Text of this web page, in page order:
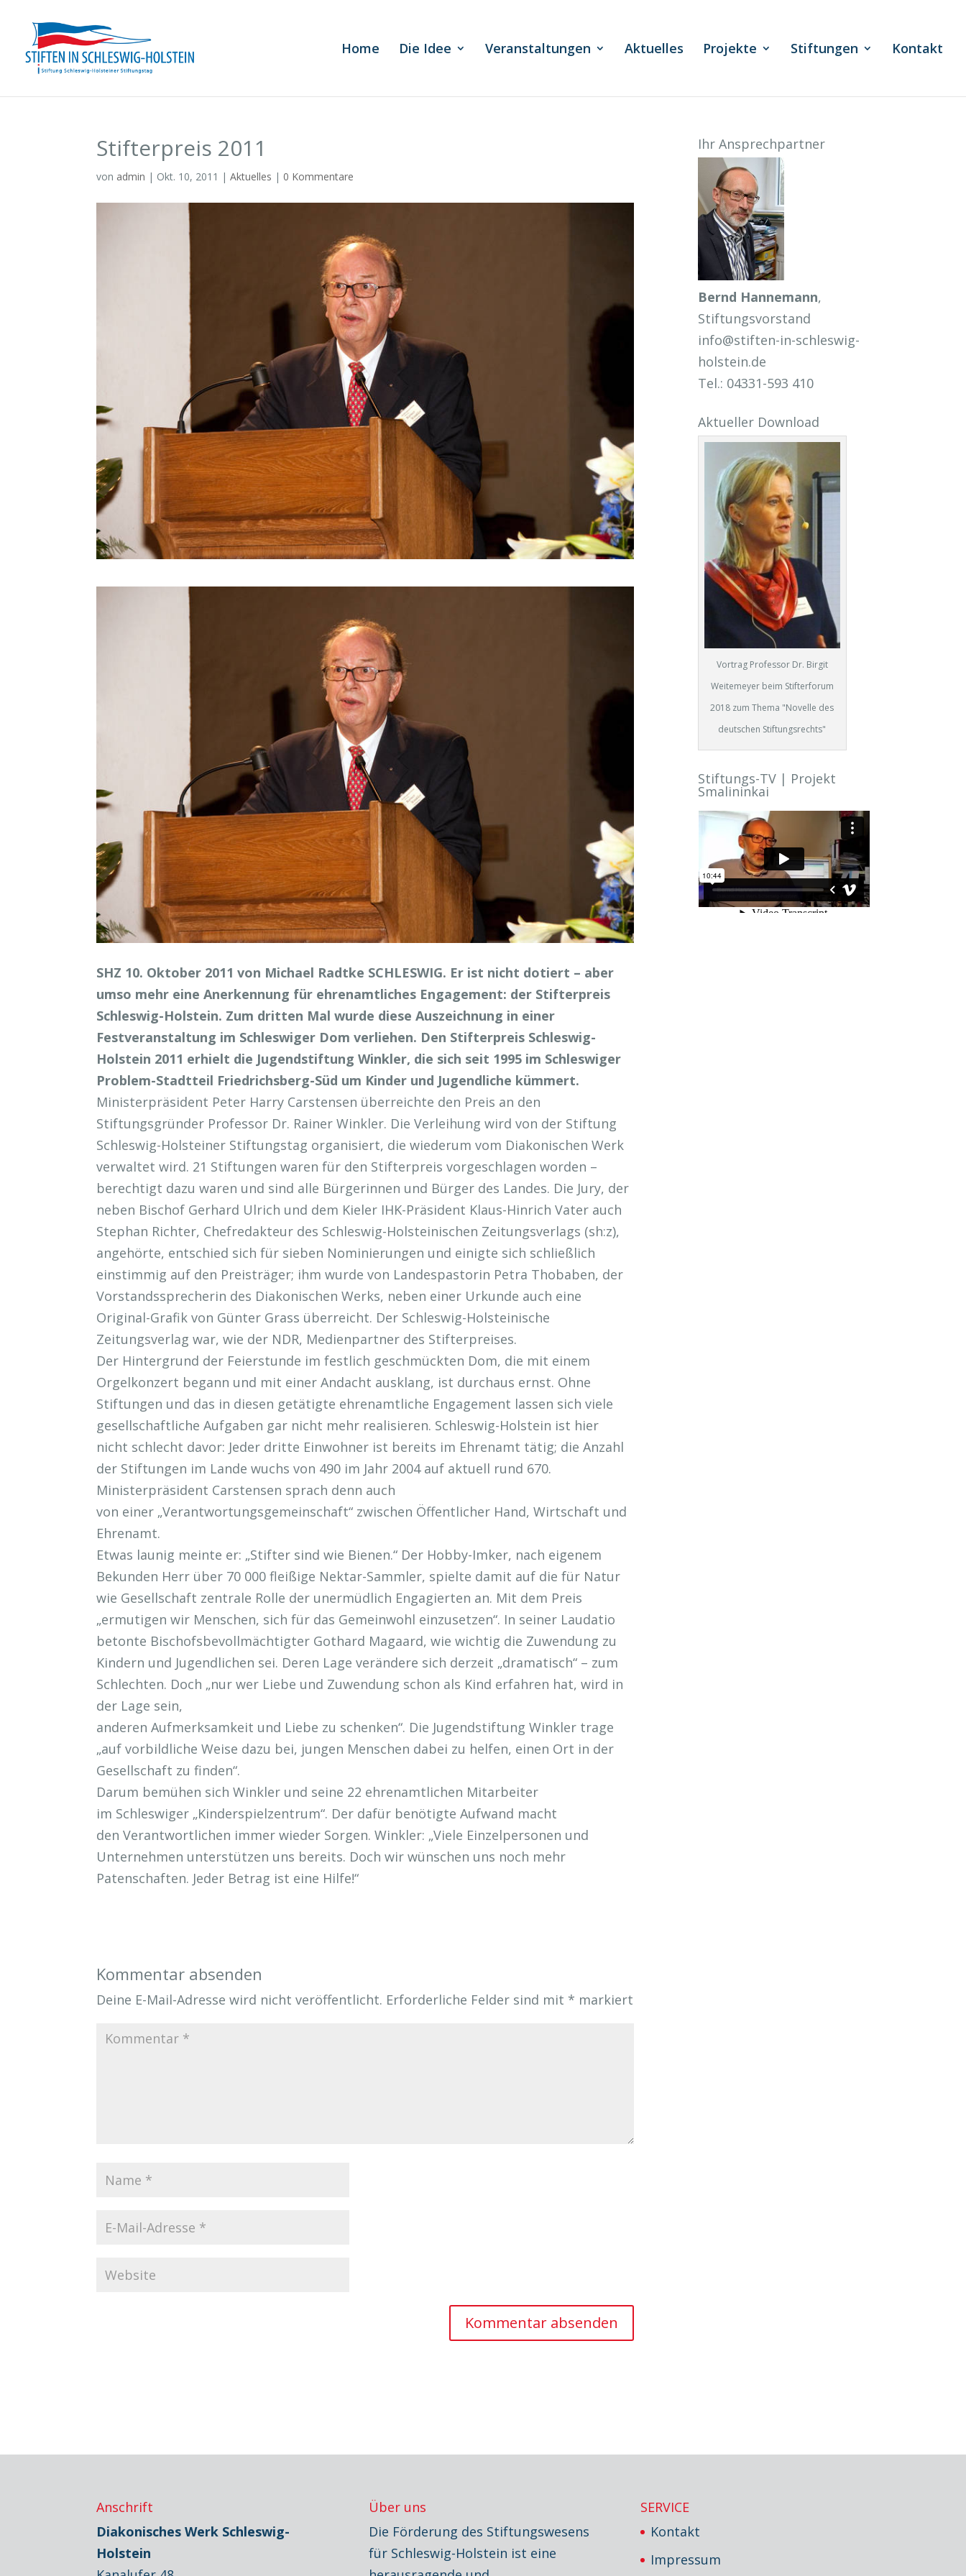
Home Die Idee Veranstaltungen Aktuelles Projekte Stiftungen Kontakt
Stifterpreis 2011
von admin | Okt. 10, 2011 |Aktuelles | 0 Kommentare
SHZ 10. Oktober 2011 von Michael Radtke SCHLESWIG. Er ist nicht dotiert – aber
umso mehr eine Anerkennung für ehrenamtliches Engagement: der Stifterpreis
Schleswig-Holstein. Zum dritten Mal wurde diese Auszeichnung in einer
Festveranstaltung im Schleswiger Dom verliehen. Den Stifterpreis Schleswig-
Holstein 2011 erhielt die Jugendstiftung Winkler, die sich seit 1995 im Schleswiger
Problem-Stadtteil Friedrichsberg-Süd um Kinder und Jugendliche kümmert.
Ministerpräsident Peter Harry Carstensen überreichte den Preis an den
Stiftungsgründer Professor Dr. Rainer Winkler. Die Verleihung wird von der Stiftung
Schleswig-Holsteiner Stiftungstag organisiert, die wiederum vom Diakonischen Werk
verwaltet wird. 21 Stiftungen waren für den Stifterpreis vorgeschlagen worden –
berechtigt dazu waren und sind alle Bürgerinnen und Bürger des Landes. Die Jury, der
neben Bischof Gerhard Ulrich und dem Kieler IHK-Präsident Klaus-Hinrich Vater auch
Stephan Richter, Chefredakteur des Schleswig-Holsteinischen Zeitungsverlags (sh:z),
angehörte, entschied sich für sieben Nominierungen und einigte sich schließlich
einstimmig auf den Preisträger; ihm wurde von Landespastorin Petra Thobaben, der
Vorstandssprecherin des Diakonischen Werks, neben einer Urkunde auch eine
Original-Grafik von Günter Grass überreicht. Der Schleswig-Holsteinische
Zeitungsverlag war, wie der NDR, Medienpartner des Stifterpreises.
Der Hintergrund der Feierstunde im festlich geschmückten Dom, die mit einem
Orgelkonzert begann und mit einer Andacht ausklang, ist durchaus ernst. Ohne
Stiftungen und das in diesen getätigte ehrenamtliche Engagement lassen sich viele
gesellschaftliche Aufgaben gar nicht mehr realisieren. Schleswig-Holstein ist hier
nicht schlecht davor: Jeder dritte Einwohner ist bereits im Ehrenamt tätig; die Anzahl
der Stiftungen im Lande wuchs von 490 im Jahr 2004 auf aktuell rund 670.
Ministerpräsident Carstensen sprach denn auch
von einer „Verantwortungsgemeinschaft“ zwischen Öffentlicher Hand, Wirtschaft und
Ehrenamt.
Etwas launig meinte er: „Stifter sind wie Bienen.“ Der Hobby-Imker, nach eigenem
Bekunden Herr über 70 000 fleißige Nektar-Sammler, spielte damit auf die für Natur
wie Gesellschaft zentrale Rolle der unermüdlich Engagierten an. Mit dem Preis
„ermutigen wir Menschen, sich für das Gemeinwohl einzusetzen“. In seiner Laudatio
betonte Bischofsbevollmächtigter Gothard Magaard, wie wichtig die Zuwendung zu
Kindern und Jugendlichen sei. Deren Lage verändere sich derzeit „dramatisch“ – zum
Schlechten. Doch „nur wer Liebe und Zuwendung schon als Kind erfahren hat, wird in
der Lage sein,
anderen Aufmerksamkeit und Liebe zu schenken“. Die Jugendstiftung Winkler trage
„auf vorbildliche Weise dazu bei, jungen Menschen dabei zu helfen, einen Ort in der
Gesellschaft zu finden“.
Darum bemühen sich Winkler und seine 22 ehrenamtlichen Mitarbeiter
im Schleswiger „Kinderspielzentrum“. Der dafür benötigte Aufwand macht
den Verantwortlichen immer wieder Sorgen. Winkler: „Viele Einzelpersonen und
Unternehmen unterstützen uns bereits. Doch wir wünschen uns noch mehr
Patenschaften. Jeder Betrag ist eine Hilfe!“
Kommentar absenden
Deine E-Mail-Adresse wird nicht veröffentlicht. Erforderliche Felder sind mit * markiert
Ihr Ansprechpartner
Bernd Hannemann,
Stiftungsvorstand
info@stiften-in-schleswig-
holstein.de
Tel.: 04331-593 410
Aktueller Download
Vortrag Professor Dr. Birgit
Weitemeyer beim Stifterforum
2018 zum Thema "Novelle des
deutschen Stiftungsrechts"
Stiftungs-TV | Projekt
Smalininkai
Anschrift
Diakonisches Werk Schleswig-
Holstein
Über uns
Die Förderung des Stiftungswesens
für Schleswig-Holstein ist eine
SERVICE
Kontakt
Impressum